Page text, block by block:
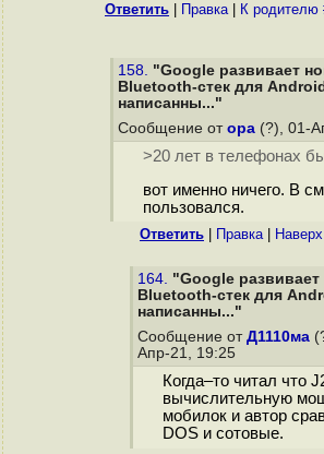
Ответить Правка| К родителю
158. "Google развивает
Bluetooth-стек для
написанны..."
Сообщение от opa (?), 01-
>20 лет в телефонах
вот именно ничего. В
пользовался.
Ответить Правка| Наверх
164. "Google
Bluetooth-стек для
написанны..."
Сообщение от Д1110ма
Апр-21, 19:25
Когда–то читал что
вычислительную
мобилок и автор
DOS и сотовые.